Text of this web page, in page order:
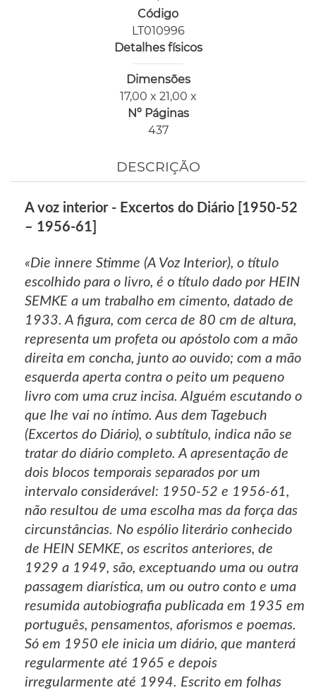
Código
LT010996
Detalhes físicos
Dimensões
17,00 x 21,00 x
Nº Páginas
437
DESCRIÇÃO
A voz interior - Excertos do Diário [1950-52
– 1956-61]
«Die innere Stimme (A Voz Interior), o título
escolhido para o livro, é o título dado por HEIN
SEMKE a um trabalho em cimento, datado de
1933. A figura, com cerca de 80 cm de altura,
representa um profeta ou apóstolo com a mão
direita em concha, junto ao ouvido; com a mão
esquerda aperta contra o peito um pequeno
livro com uma cruz incisa. Alguém escutando o
que lhe vai no íntimo. Aus dem Tagebuch
(Excertos do Diário), o subtítulo, indica não se
tratar do diário completo. A apresentação de
dois blocos temporais separados por um
intervalo considerável: 1950-52 e 1956-61,
não resultou de uma escolha mas da força das
circunstâncias. No espólio literário conhecido
de HEIN SEMKE, os escritos anteriores, de
1929 a 1949, são, exceptuando uma ou outra
passagem diarística, um ou outro conto e uma
resumida autobiografia publicada em 1935 em
português, pensamentos, aforismos e poemas.
Só em 1950 ele inicia um diário, que manterá
regularmente até 1965 e depois
irregularmente até 1994. Escrito em folhas